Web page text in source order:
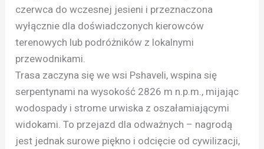
czerwca do wczesnej jesieni i przeznaczona
wyłącznie dla doświadczonych kierowców
terenowych lub podróżników z lokalnymi
przewodnikami.
Trasa zaczyna się we wsi Pshaveli, wspina się
serpentynami na wysokość 2826 m n.p.m., mijając
wodospady i strome urwiska z oszałamiającymi
widokami. To przejazd dla odważnych – nagrodą
jest jednak surowe piękno i odcięcie od cywilizacji,